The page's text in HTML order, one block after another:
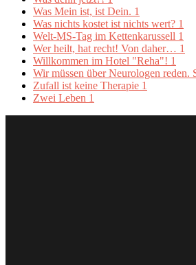
Was Mein ist, ist Dein. 1
Was nichts kostet ist nichts wert? 1
Welt-MS-Tag im Kettenkarussell 1
Wer heilt, hat recht! Von daher… 1
Willkommen im Hotel "Reha"! 1
Wir müssen über Neurologen reden.
Zufall ist keine Therapie 1
Zwei Leben 1